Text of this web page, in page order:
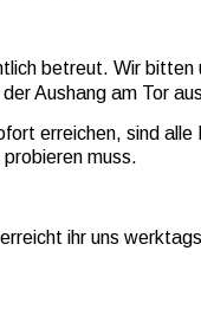
betreut. Wir
Aushang am Tor
erreichen, sind
muss.
ihr uns